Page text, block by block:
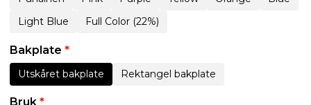
Light Blue
Full Color (22%)
Bakplate *
Utskåret bakplate Rektangel bakplate
Bruk *